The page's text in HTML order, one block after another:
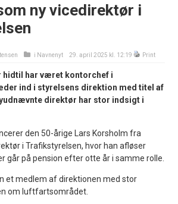
ny vicedirektør i
i Navnenyt 29. april 2025 kl. 12:19 Print
hidtil har været kontorchef i
ind i styrelsens direktion med titel af
direktør har stor indsigt i
den 50-årige Lars Korsholm fra
i Trafikstyrelsen, hvor han afløser
går på pension efter otte år i samme rolle.
et medlem af direktionen med stor
om luftfartsområdet.